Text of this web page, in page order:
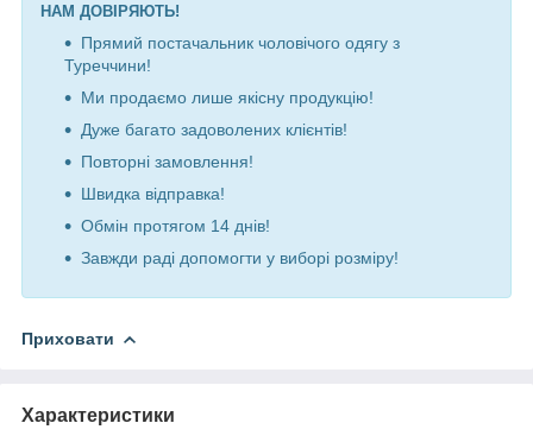
НАМ ДОВІРЯЮТЬ!
Прямий постачальник чоловічого одягу з
Туреччини!
Ми продаємо лише якісну продукцію!
Дуже багато задоволених клієнтів!
Повторні замовлення!
Швидка відправка!
Обмін протягом 14 днів!
Завжди раді допомогти у виборі розміру!
Приховати
Характеристики